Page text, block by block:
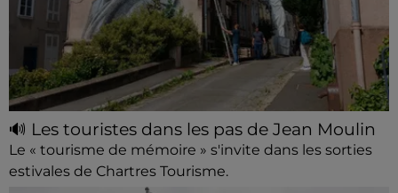
🔊 Les touristes dans les pas de Jean Moulin
Le « tourisme de mémoire » s'invite dans les sorties
estivales de Chartres Tourisme.